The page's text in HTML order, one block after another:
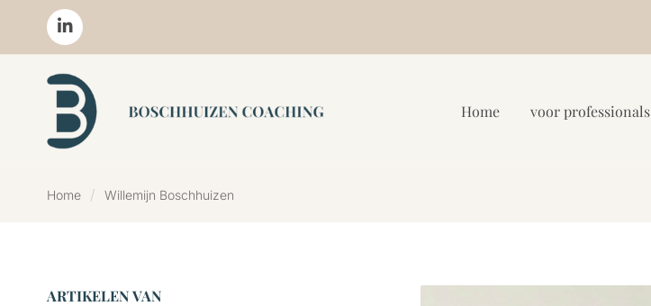
Home voor professionals
Home Willemijn Boschhuizen
ARTIKELEN VAN